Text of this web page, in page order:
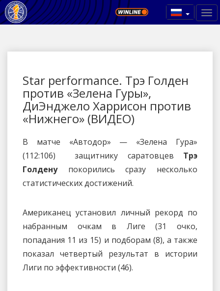
Star performance. Трэ Голден
против «Зелена Гуры»,
ДиЭнджело Харрисон против
«Нижнего» (ВИДЕО)
В матче «Автодор» — «Зелена Гура»
(112:106) защитнику саратовцев Трэ
Голдену покорились сразу несколько
статистических достижений.
Американец установил личный рекорд по
набранным очкам в Лиге (31 очко,
попадания 11 из 15) и подборам (8), а также
показал четвертый результат в истории
Лиги по эффективности (46).